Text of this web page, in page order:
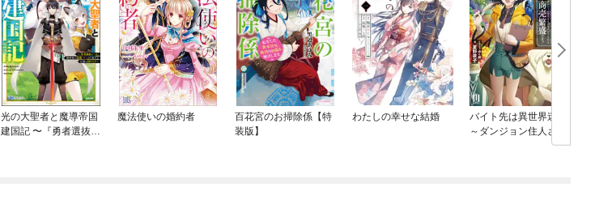
光の大聖者と魔導帝国
建国記 〜『勇者選抜レ
魔法使いの婚約者
百花宮のお掃除係【特
装版】
わたしの幸せな結婚
バイト先は異世界迷宮
～ダンジョン住人さん
のおかげで今日も商売